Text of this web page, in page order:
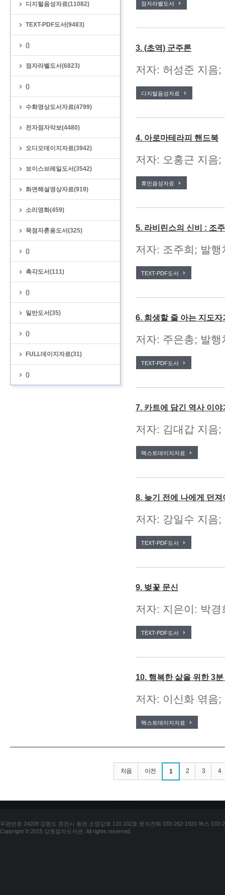
디지털음성자료(11082)
TEXT-PDF도서(9483)
()
점자라벨도서(6823)
()
수화영상도서자료(4799)
전자점자악보(4480)
오디오데이지자료(3942)
보이스브레일도서(3542)
화면해설영상자료(919)
소리영화(459)
묵점자혼용도서(325)
()
촉각도서(111)
()
일반도서(35)
()
FULL데이지자료(31)
()
점자라벨도서
3. (초역) 군주론
저자: 허성준 지음
디지털음성자료
4. 아로마테라피 핸드북
저자: 오홍근 지음
휴먼음성자료
5. 라비린스의 신비 : 조
저자: 조주희; 발
TEXT-PDF도서
6. 희생할 줄 아는 지도자
저자: 주은총; 발
TEXT-PDF도서
7. 카트에 담긴 역사 이야
저자: 김대갑 지음
텍스트데이지자료
8. 늦기 전에 나에게 던
저자: 강일수 지음
TEXT-PDF도서
9. 벚꽃 문신
저자: 지은이: 박
TEXT-PDF도서
10. 행복한 삶을 위한 3
저자: 이신화 엮음
텍스트데이지자료
처음 이전 1 2 3 4
우편번호 24209 강원도 춘천시 동면 소양강로 110 102호 문의전화 033-262-1920 팩스 033-
Copyright © 2015 강원점자도서관. All rights reserved.